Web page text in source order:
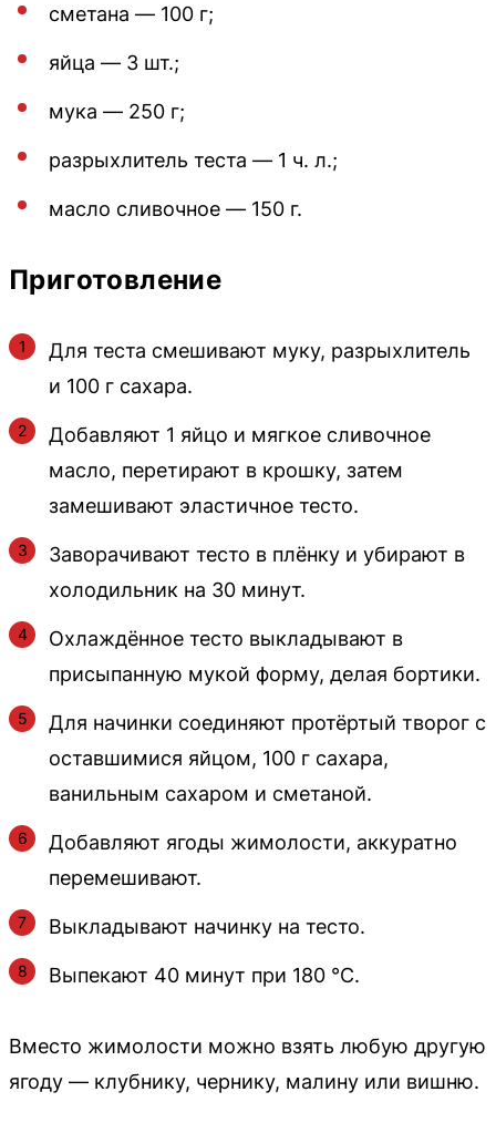
сметана — 100 г;
яйца — 3 шт.;
мука — 250 г;
разрыхлитель теста — 1 ч. л.;
масло сливочное — 150 г.
Приготовление
Для теста смешивают муку, разрыхлитель
и 100 г сахара.
Добавляют 1 яйцо и мягкое сливочное
масло, перетирают в крошку, затем
замешивают эластичное тесто.
Заворачивают тесто в плёнку и убирают в
холодильник на 30 минут.
Охлаждённое тесто выкладывают в
присыпанную мукой форму, делая бортики.
Для начинки соединяют протёртый творог с
оставшимися яйцом, 100 г сахара,
ванильным сахаром и сметаной.
Добавляют ягоды жимолости, аккуратно
перемешивают.
Выкладывают начинку на тесто.
Выпекают 40 минут при 180 °C.
Вместо жимолости можно взять любую другую
ягоду — клубнику, чернику, малину или вишню.